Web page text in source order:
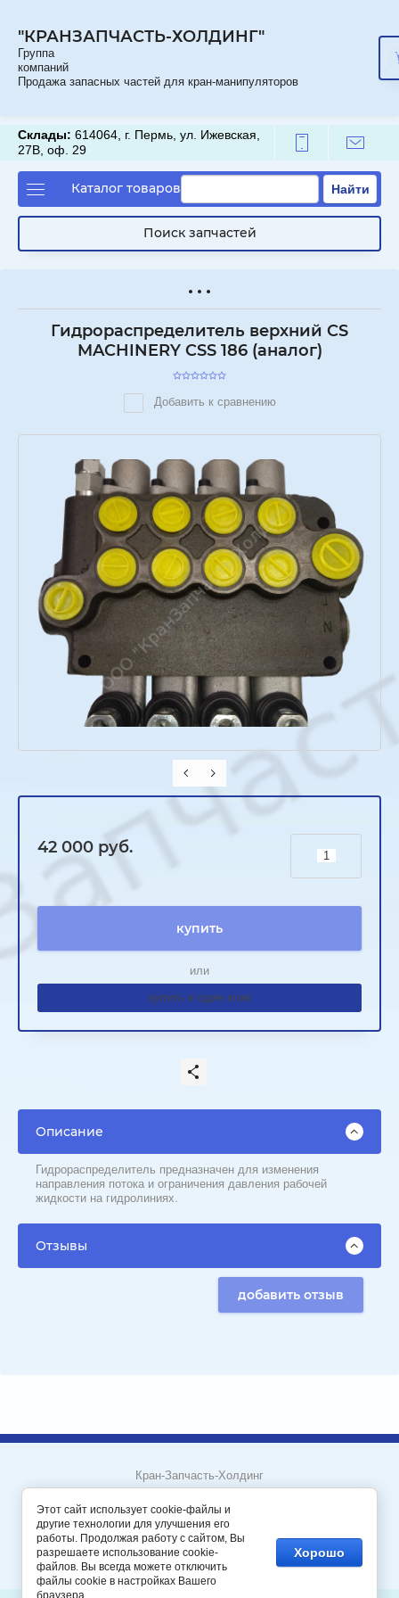
"КРАНЗАПЧАСТЬ-ХОЛДИНГ"
Группа
компаний
Продажа запасных частей для кран-манипуляторов
Склады: 614064, г. Пермь, ул. Ижевская,
27В, оф. 29
Каталог товаров Найти
Поиск запчастей
Гидрораспределитель верхний CS
MACHINERY CSS 186 (аналог)
Добавить к сравнению
42 000 руб.
купить
или
купить в один клик
Описание
Гидрораспределитель предназначен для изменения
направления потока и ограничения давления рабочей
жидкости на гидролиниях.
Отзывы
добавить отзыв
Кран-Запчасть-Холдинг
Пермский край, город Пермь
Мегагрупп.ру
Этот сайт использует cookie-файлы и
другие технологии для улучшения его
работы. Продолжая работу с сайтом, Вы
разрешаете использование cookie-
файлов. Вы всегда можете отключить
файлы cookie в настройках Вашего
браузера.
Хорошо